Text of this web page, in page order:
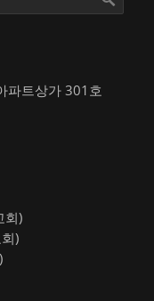
파트상가 301호
회)
)